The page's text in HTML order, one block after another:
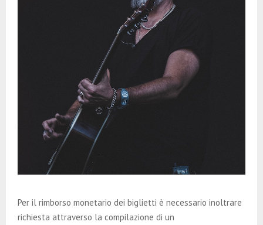
Per il rimborso monetario dei biglietti è necessario inoltrare
richiesta attraverso la compilazione di un